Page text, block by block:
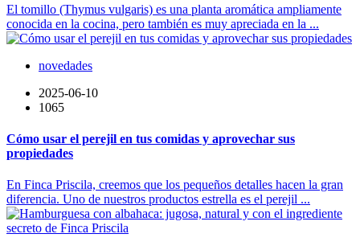
El tomillo (Thymus vulgaris) es una planta aromática ampliamente
conocida en la cocina, pero también es muy apreciada en la ...
novedades
2025-06-10
1065
Cómo usar el perejil en tus comidas y aprovechar sus
propiedades
En Finca Priscila, creemos que los pequeños detalles hacen la gran
diferencia. Uno de nuestros productos estrella es el perejil ...